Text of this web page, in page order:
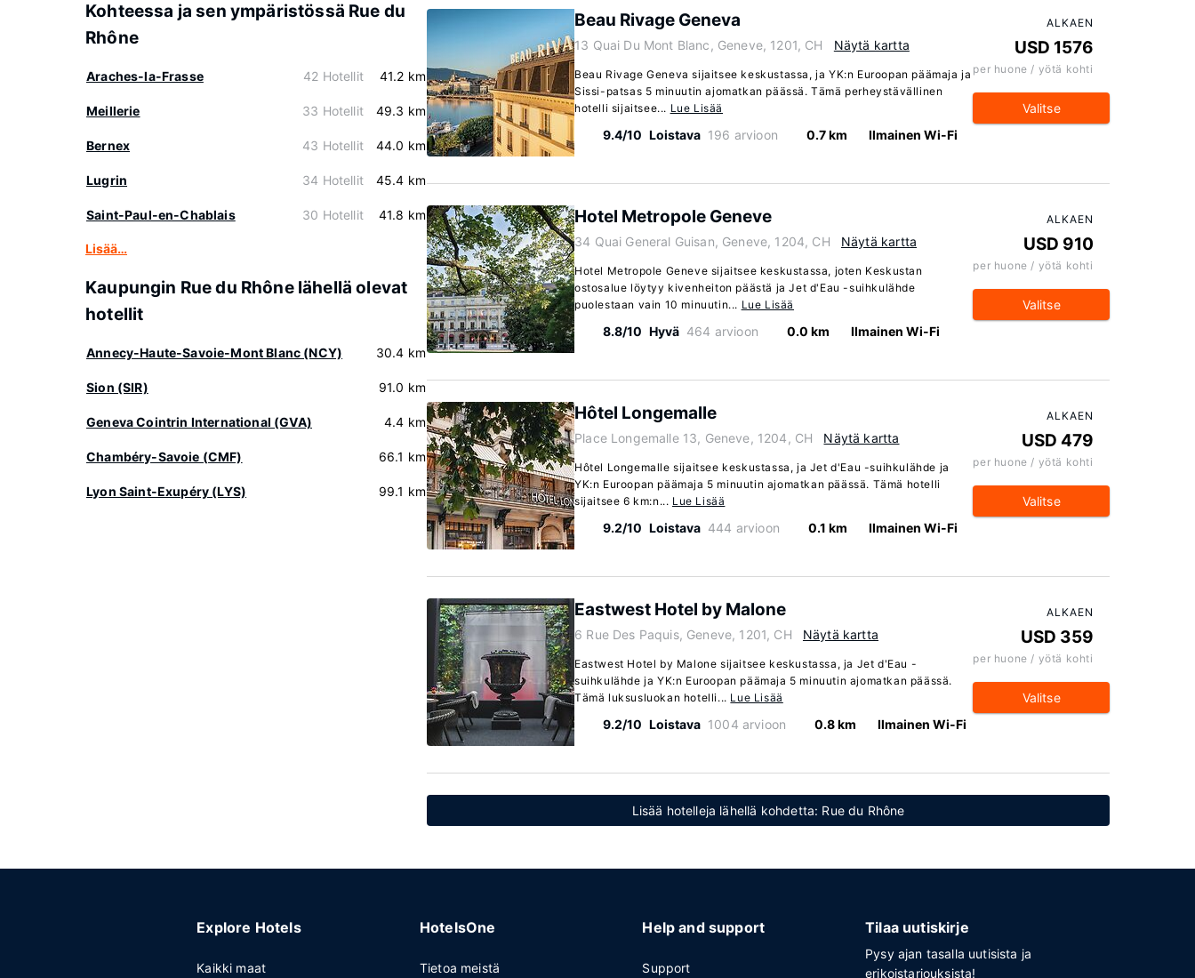
Kohteessa ja sen ympäristössä Rue du
Rhône
Araches-la-Frasse 42 Hotellit 41.2 km
Meillerie 33 Hotellit 49.3 km
Bernex 43 Hotellit 44.0 km
Lugrin 34 Hotellit 45.4 km
Saint-Paul-en-Chablais 30 Hotellit 41.8 km
Lisää…
Kaupungin Rue du Rhône lähellä olevat
hotellit
Annecy-Haute-Savoie-Mont Blanc (NCY) 30.4 km
Sion (SIR) 91.0 km
Geneva Cointrin International (GVA) 4.4 km
Chambéry-Savoie (CMF) 66.1 km
Lyon Saint-Exupéry (LYS) 99.1 km
Beau Rivage Geneva
13 Quai Du Mont Blanc, Geneve, 1201, CH Näytä kartta
Beau Rivage Geneva sijaitsee keskustassa, ja YK:n Euroopan päämaja ja
Sissi-patsas 5 minuutin ajomatkan päässä. Tämä perheystävällinen
hotelli sijaitsee... Lue Lisää
9.4/10 Loistava 196 arvioon 0.7 km Ilmainen Wi-Fi
ALKAEN
USD 1576
per huone / yötä kohti
Valitse
Hotel Metropole Geneve
34 Quai General Guisan, Geneve, 1204, CH Näytä kartta
Hotel Metropole Geneve sijaitsee keskustassa, joten Keskustan
ostosalue löytyy kivenheiton päästä ja Jet d'Eau -suihkulähde
puolestaan vain 10 minuutin... Lue Lisää
8.8/10 Hyvä 464 arvioon 0.0 km Ilmainen Wi-Fi
ALKAEN
USD 910
per huone / yötä kohti
Valitse
Hôtel Longemalle
Place Longemalle 13, Geneve, 1204, CH Näytä kartta
Hôtel Longemalle sijaitsee keskustassa, ja Jet d'Eau -suihkulähde ja
YK:n Euroopan päämaja 5 minuutin ajomatkan päässä. Tämä hotelli
sijaitsee 6 km:n... Lue Lisää
9.2/10 Loistava 444 arvioon 0.1 km Ilmainen Wi-Fi
ALKAEN
USD 479
per huone / yötä kohti
Valitse
Eastwest Hotel by Malone
6 Rue Des Paquis, Geneve, 1201, CH Näytä kartta
Eastwest Hotel by Malone sijaitsee keskustassa, ja Jet d'Eau -
suihkulähde ja YK:n Euroopan päämaja 5 minuutin ajomatkan päässä.
Tämä luksusluokan hotelli... Lue Lisää
9.2/10 Loistava 1004 arvioon 0.8 km Ilmainen Wi-Fi
ALKAEN
USD 359
per huone / yötä kohti
Valitse
Lisää hotelleja lähellä kohdetta: Rue du Rhône
Explore Hotels
Kaikki maat
HotelsOne
Tietoa meistä
Help and support
Support
Tilaa uutiskirje
Pysy ajan tasalla uutisista ja
erikoistarjouksista!